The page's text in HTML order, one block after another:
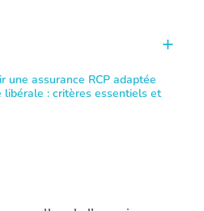
une assurance RCP adaptée
libérale : critères essentiels et